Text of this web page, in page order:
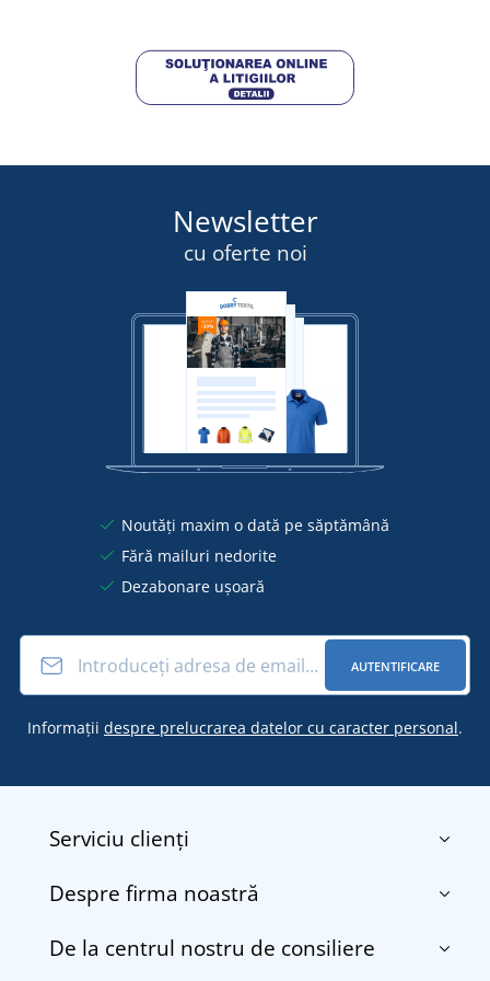
Newsletter
cu oferte noi
Noutăți maxim o dată pe săptămână
Fără mailuri nedorite
Dezabonare ușoară
AUTENTIFICARE
Informații despre prelucrarea datelor cu caracter personal.
Serviciu clienți
Contact
Transport și plată
Despre firma noastră
Despre noi
De la centrul nostru de consiliere